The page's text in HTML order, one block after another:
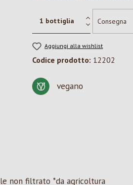
Aggiungi alla wishlist
Codice prodotto: 12202
vegano
non filtrato *da agricoltura